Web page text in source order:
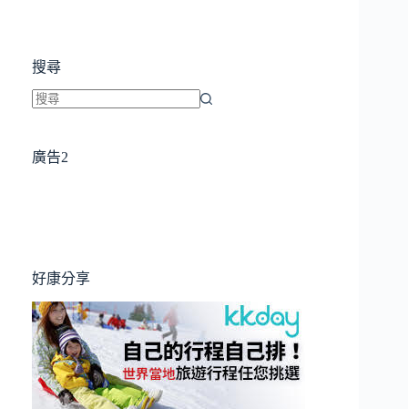
搜尋
到
的
果
廣告2
好康分享